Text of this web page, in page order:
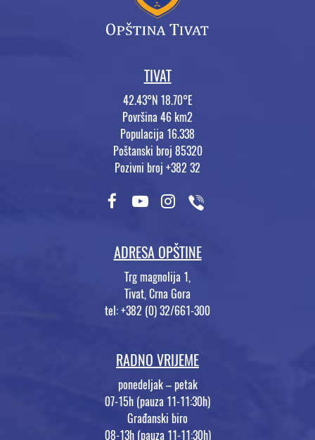
TIVAT
42.43°N 18.70°E
Površina 46 km2
Populacija 16.338
Poštanski broj 85320
Pozivni broj +382 32
ADRESA OPŠTINE
Trg magnolija 1,
Tivat, Crna Gora
tel: +382 (0) 32/661-300
RADNO VRIJEME
ponedeljak – petak
07-15h (pauza 11-11:30h)
Građanski biro
08-13h (pauza 11-11:30h)